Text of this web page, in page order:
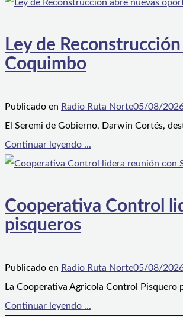
Ley de
Coquimbo
Publicado en Radio Ruta Norte05/08/
El Seremi de Gobierno, Darwin Cortés,
Continuar leyendo ...
Cooperativa Control
pisqueros
Publicado en Radio Ruta Norte05/08/
La Cooperativa Agrícola Control Pisquero
Continuar leyendo ...